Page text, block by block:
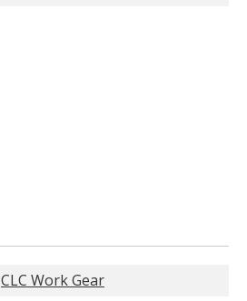
CLC Work Gear